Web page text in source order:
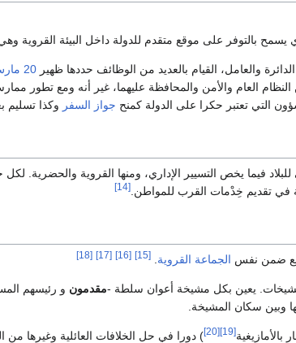
بالتوفر على موقع متقدم للدولة داخل البيئة القروية
والعامل، القيام بالعديد من الوظائف حددها ظهير 20 مارس
العام والأمن والمحافظة عليهما، غير أنه ومع تطور
التي تعتبر حكرا على الدولة كمنح جواز السفر وكذا تسليم
فيما يخص التسيير الإداري، ومنها القروية والحضرية.
تقديم خِدْمات القرب للمواطن. [14]
ضمن نفس الجماعة القروية.
[15]
[16]
[17]
[18]
يعين بكل مشيخة أعوان سلطة -مقدمون و رئيسهم
وبين سكان المشيخة.
[19]
[20] ) دورا في حل الخلافات العائلية وغيرها من